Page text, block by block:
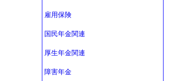
雇用保険
国民年金関連
厚生年金関連
障害年金